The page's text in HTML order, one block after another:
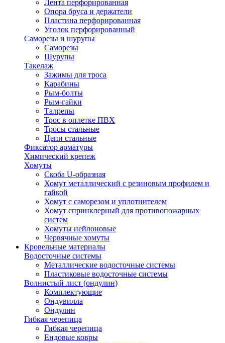
Лента перфорированная
Опора бруса и держатели
Пластина перфорированная
Уголок перфорированный
Саморезы и шурупы
Саморезы
Шурупы
Такелаж
Зажимы для троса
Карабины
Рым-болты
Рым-гайки
Талрепы
Трос в оплетке ПВХ
Тросы стальные
Цепи стальные
Фиксатор арматуры
Химический крепеж
Хомуты
Скоба U-образная
Хомут металлический с резиновым профилем и
гайкой
Хомут с саморезом и уплотнителем
Хомут спринклерный для противопожарных
систем
Хомуты нейлоновые
Червячные хомуты
Кровельные материалы
Водосточные системы
Металлические водосточные системы
Пластиковые водосточные системы
Волнистый лист (ондулин)
Комплектующие
Ондувилла
Ондулин
Гибкая черепица
Гибкая черепица
Ендовые ковры